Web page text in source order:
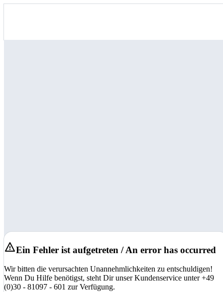
Ein Fehler ist aufgetreten / An error has occurred
Wir bitten die verursachten Unannehmlichkeiten zu entschuldigen!
Wenn Du Hilfe benötigst, steht Dir unser Kundenservice unter +49
(0)30 - 81097 - 601 zur Verfügung.